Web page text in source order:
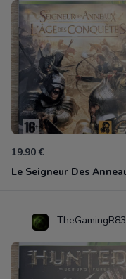
19.90 €
TheGamingR83